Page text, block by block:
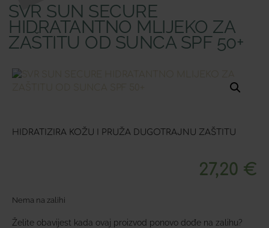
SVR SUN SECURE
HIDRATANTNO MLIJEKO ZA
ZAŠTITU OD SUNCA SPF 50+
HIDRATIZIRA KOŽU I PRUŽA DUGOTRAJNU ZAŠTITU
27,20 €
Nema na zalihi
Želite obavijest kada ovaj proizvod ponovo dođe na zalihu?